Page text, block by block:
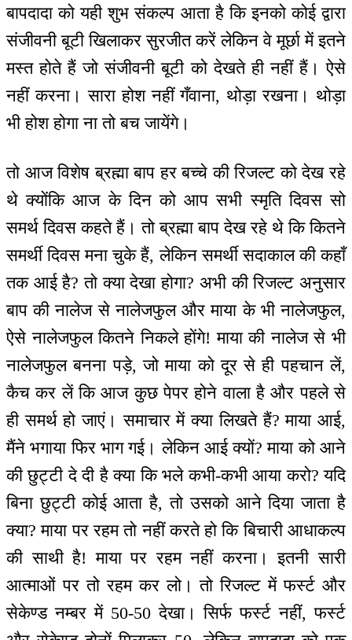
बापदादा को यही शुभ संकल्प आता है कि इनको कोई द्वारा
संजीवनी बूटी खिलाकर सुरजीत करें लेकिन वे मूर्छा में इतने
मस्त होते हैं जो संजीवनी बूटी को देखते ही नहीं हैं। ऐसे
नहीं करना। सारा होश नहीं गँवाना, थोड़ा रखना। थोड़ा
भी होश होगा ना तो बच जायेंगे।
तो आज विशेष ब्रह्मा बाप हर बच्चे की रिजल्ट को देख रहे
थे क्योंकि आज के दिन को आप सभी स्मृति दिवस सो
समर्थ दिवस कहते हैं। तो ब्रह्मा बाप देख रहे थे कि कितने
समर्थी दिवस मना चुके हैं, लेकिन समर्थी सदाकाल की कहाँ
तक आई है? तो क्या देखा होगा? अभी की रिजल्ट अनुसार
बाप की नालेज से नालेजफुल और माया के भी नालेजफुल,
ऐसे नालेजफुल कितने निकले होंगे! माया की नालेज से भी
नालेजफुल बनना पड़े, जो माया को दूर से ही पहचान लें,
कैच कर लें कि आज कुछ पेपर होने वाला है और पहले से
ही समर्थ हो जाएं। समाचार में क्या लिखते हैं? माया आई,
मैंने भगाया फिर भाग गई। लेकिन आई क्यों? माया को आने
की छुट्टी दे दी है क्या कि भले कभी-कभी आया करो? यदि
बिना छुट्टी कोई आता है, तो उसको आने दिया जाता है
क्या? माया पर रहम तो नहीं करते हो कि बिचारी आधाकल्प
की साथी है! माया पर रहम नहीं करना। इतनी सारी
आत्माओं पर तो रहम कर लो। तो रिजल्ट में फर्स्ट और
सेकेण्ड नम्बर में 50-50 देखा। सिर्फ फर्स्ट नहीं, फर्स्ट